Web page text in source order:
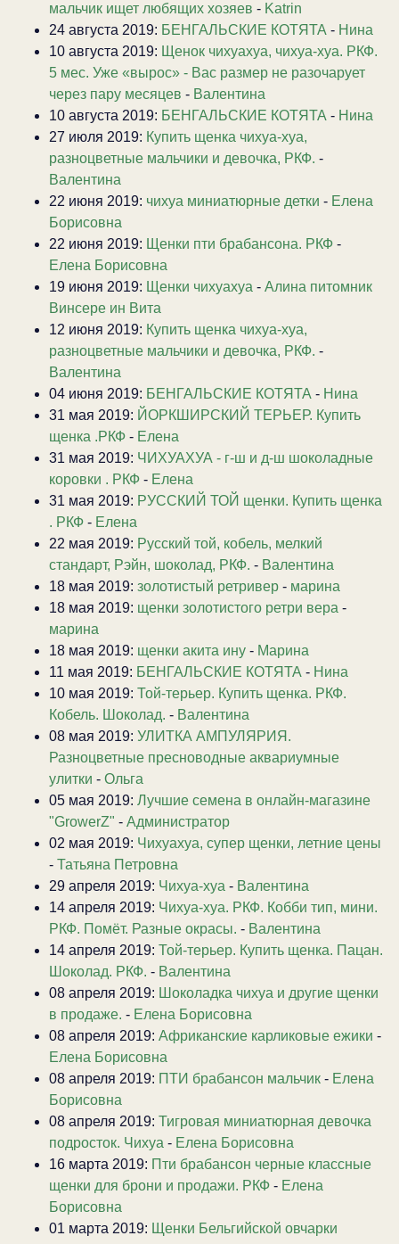
мальчик ищет любящих хозяев - Katrin
24 августа 2019: БЕНГАЛЬСКИЕ КОТЯТА - Нина
10 августа 2019: Щенок чихуахуа, чихуа-хуа. РКФ.
5 мес. Уже «вырос» - Вас размер не разочарует
через пару месяцев - Валентина
10 августа 2019: БЕНГАЛЬСКИЕ КОТЯТА - Нина
27 июля 2019: Купить щенка чихуа-хуа,
разноцветные мальчики и девочка, РКФ. -
Валентина
22 июня 2019: чихуа миниатюрные детки - Елена
Борисовна
22 июня 2019: Щенки пти брабансона. РКФ -
Елена Борисовна
19 июня 2019: Щенки чихуахуа - Алина питомник
Винсере ин Вита
12 июня 2019: Купить щенка чихуа-хуа,
разноцветные мальчики и девочка, РКФ. -
Валентина
04 июня 2019: БЕНГАЛЬСКИЕ КОТЯТА - Нина
31 мая 2019: ЙОРКШИРСКИЙ ТЕРЬЕР. Купить
щенка .РКФ - Елена
31 мая 2019: ЧИХУАХУА - г-ш и д-ш шоколадные
коровки . РКФ - Елена
31 мая 2019: РУССКИЙ ТОЙ щенки. Купить щенка
. РКФ - Елена
22 мая 2019: Русский той, кобель, мелкий
стандарт, Рэйн, шоколад, РКФ. - Валентина
18 мая 2019: золотистый ретривер - марина
18 мая 2019: щенки золотистого ретри вера -
марина
18 мая 2019: щенки акита ину - Марина
11 мая 2019: БЕНГАЛЬСКИЕ КОТЯТА - Нина
10 мая 2019: Той-терьер. Купить щенка. РКФ.
Кобель. Шоколад. - Валентина
08 мая 2019: УЛИТКА АМПУЛЯРИЯ.
Разноцветные пресноводные аквариумные
улитки - Ольга
05 мая 2019: Лучшие семена в онлайн-магазине
"GrowerZ" - Администратор
02 мая 2019: Чихуахуа, супер щенки, летние цены
- Татьяна Петровна
29 апреля 2019: Чихуа-хуа - Валентина
14 апреля 2019: Чихуа-хуа. РКФ. Кобби тип, мини.
РКФ. Помёт. Разные окрасы. - Валентина
14 апреля 2019: Той-терьер. Купить щенка. Пацан.
Шоколад. РКФ. - Валентина
08 апреля 2019: Шоколадка чихуа и другие щенки
в продаже. - Елена Борисовна
08 апреля 2019: Африканские карликовые ежики -
Елена Борисовна
08 апреля 2019: ПТИ брабансон мальчик - Елена
Борисовна
08 апреля 2019: Тигровая миниатюрная девочка
подросток. Чихуа - Елена Борисовна
16 марта 2019: Пти брабансон черные классные
щенки для брони и продажи. РКФ - Елена
Борисовна
01 марта 2019: Щенки Бельгийской овчарки